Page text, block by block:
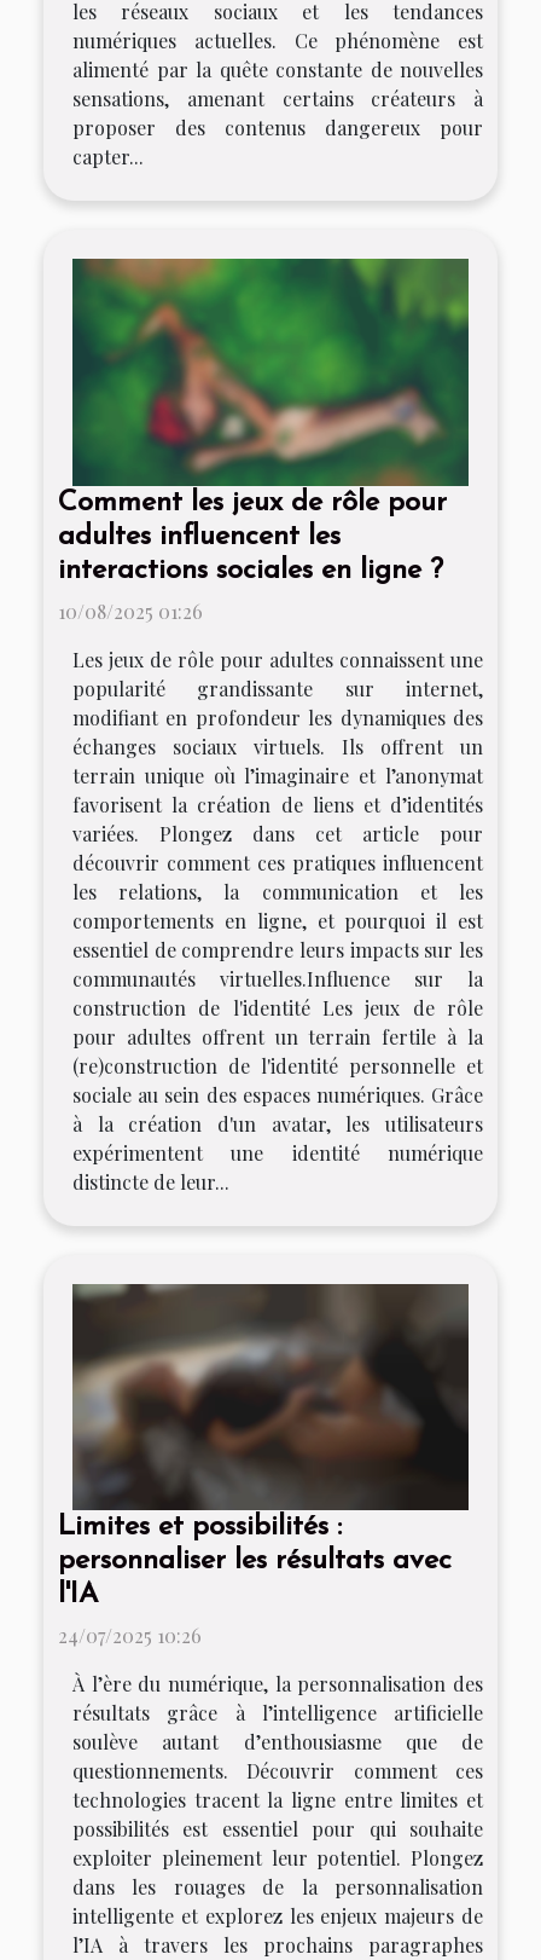
les réseaux sociaux et les tendances
numériques actuelles. Ce phénomène est
alimenté par la quête constante de nouvelles
sensations, amenant certains créateurs à
proposer des contenus dangereux pour
capter...
Comment les jeux de rôle pour
adultes influencent les
interactions sociales en ligne ?
10/08/2025 01:26
Les jeux de rôle pour adultes connaissent une
popularité grandissante sur internet,
modifiant en profondeur les dynamiques des
échanges sociaux virtuels. Ils offrent un
terrain unique où l’imaginaire et l’anonymat
favorisent la création de liens et d’identités
variées. Plongez dans cet article pour
découvrir comment ces pratiques influencent
les relations, la communication et les
comportements en ligne, et pourquoi il est
essentiel de comprendre leurs impacts sur les
communautés virtuelles.Influence sur la
construction de l'identité Les jeux de rôle
pour adultes offrent un terrain fertile à la
(re)construction de l'identité personnelle et
sociale au sein des espaces numériques. Grâce
à la création d'un avatar, les utilisateurs
expérimentent une identité numérique
distincte de leur...
Limites et possibilités :
personnaliser les résultats avec
l'IA
24/07/2025 10:26
À l’ère du numérique, la personnalisation des
résultats grâce à l’intelligence artificielle
soulève autant d’enthousiasme que de
questionnements. Découvrir comment ces
technologies tracent la ligne entre limites et
possibilités est essentiel pour qui souhaite
exploiter pleinement leur potentiel. Plongez
dans les rouages de la personnalisation
intelligente et explorez les enjeux majeurs de
l’IA à travers les prochains paragraphes